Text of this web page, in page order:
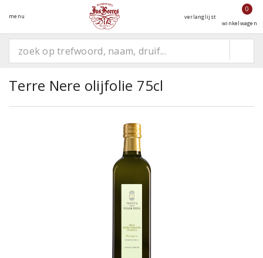
menu verlanglijst
0
winkelwagen
Terre Nere olijfolie 75cl